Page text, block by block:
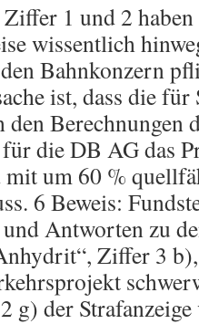
1 und 2
wissentlich
Bahnkonzern
ist, dass die für
den Berechnungen
die DB AG das
um 60 %
6 Beweis:
Antworten zu
Ziffer 3
g) der